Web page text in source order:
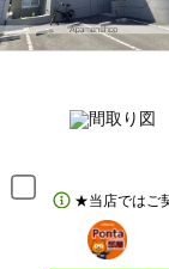
★当店ではご
ポンタ
部屋